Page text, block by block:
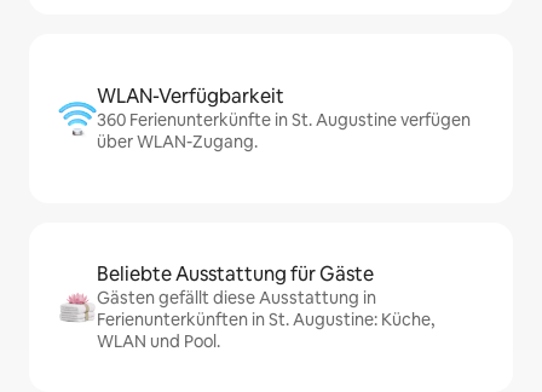
WLAN-Verfügbarkeit
360 Ferienunterkünfte in St. Augustine verfügen
über WLAN-Zugang.
Beliebte Ausstattung für Gäste
Gästen gefällt diese Ausstattung in
Ferienunterkünften in St. Augustine: Küche,
WLAN und Pool.